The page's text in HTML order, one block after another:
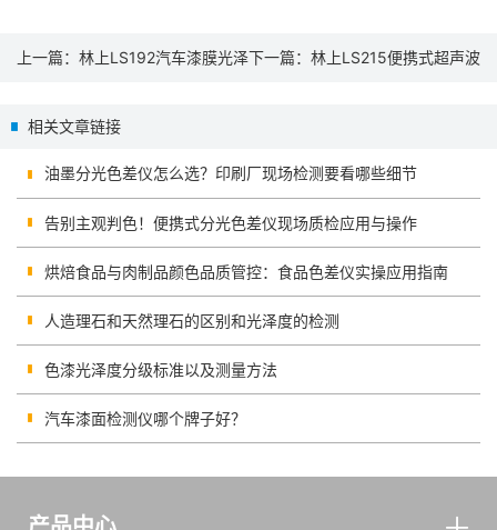
上一篇： 林上LS192汽车漆膜光泽下一篇： 林上LS215便携式超声波
相关文章链接
油墨分光色差仪怎么选？印刷厂现场检测要看哪些细节
告别主观判色！便携式分光色差仪现场质检应用与操作
烘焙食品与肉制品颜色品质管控：食品色差仪实操应用指南
人造理石和天然理石的区别和光泽度的检测
色漆光泽度分级标准以及测量方法
汽车漆面检测仪哪个牌子好？